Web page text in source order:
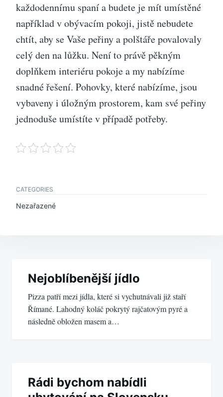
každodennímu spaní a budete je mít umístěné
například v obývacím pokoji, jistě nebudete
chtít, aby se Vaše peřiny a polštáře povalovaly
celý den na lůžku. Není to právě pěkným
doplňkem interiéru pokoje a my nabízíme
snadné řešení. Pohovky, které nabízíme, jsou
vybaveny i úložným prostorem, kam své peřiny
jednoduše umístíte v případě potřeby.
CATEGORIES
Nezařazené
pro
příspěvek
Nejoblíbenější jídlo
Pizza patří mezi jídla, které si vychutnávali již staří
Římané. Lahodný koláč pokrytý rajčatovým pyré a
následně obložen masem a…
Rádi bychom nabídli